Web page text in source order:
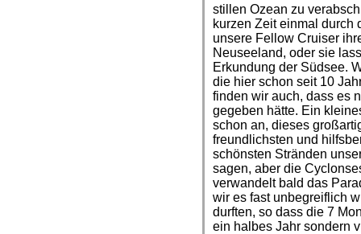
stillen Ozean zu
kurzen Zeit einmal durch
unsere Fellow Cruiser
Neuseeland, oder sie
Erkundung der Südsee.
die hier schon seit 10
finden wir auch, dass es
gegeben hätte. Ein
schon an, dieses
freundlichsten und
schönsten Stränden
sagen, aber die
verwandelt bald das
wir es fast unbegreiflich
durften, so dass die 7
ein halbes Jahr sondern